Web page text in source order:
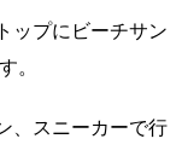
ップにビーチサン
。
、スニーカーで行